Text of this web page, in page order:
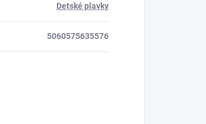
Detské plavky
5060575635576